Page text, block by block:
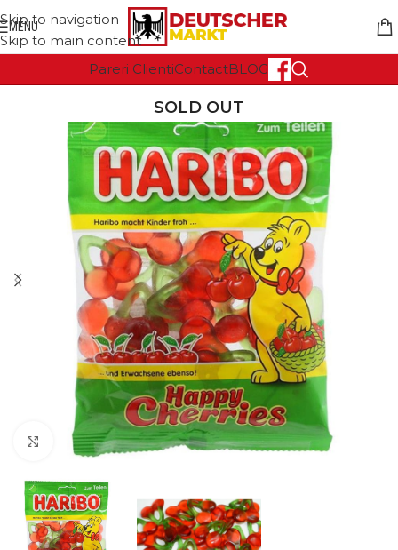
Skip to navigation
Skip to main content
MENU
Pareri ClientiContactBLOG
SOLD OUT
Click to enlarge